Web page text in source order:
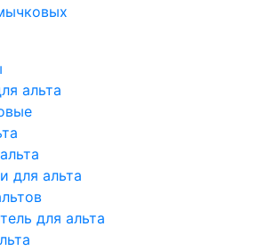
альта
для альта
для альта